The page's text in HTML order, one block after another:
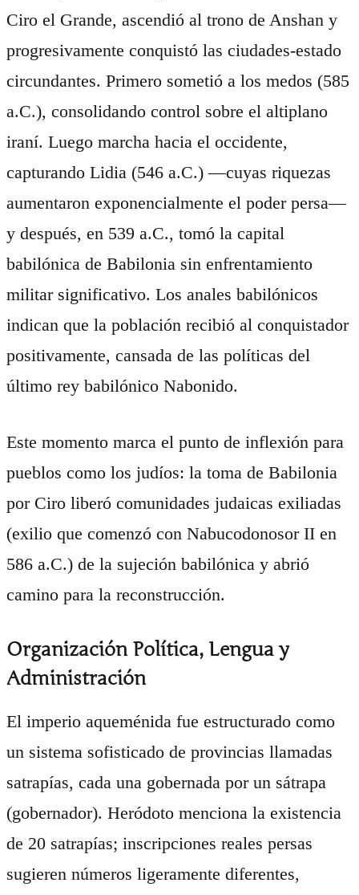
Ciro el Grande, ascendió al trono de Anshan y
progresivamente conquistó las ciudades-estado
circundantes. Primero sometió a los medos (585
a.C.), consolidando control sobre el altiplano
iraní. Luego marcha hacia el occidente,
capturando Lidia (546 a.C.) —cuyas riquezas
aumentaron exponencialmente el poder persa—
y después, en 539 a.C., tomó la capital
babilónica de Babilonia sin enfrentamiento
militar significativo. Los anales babilónicos
indican que la población recibió al conquistador
positivamente, cansada de las políticas del
último rey babilónico Nabonido.
Este momento marca el punto de inflexión para
pueblos como los judíos: la toma de Babilonia
por Ciro liberó comunidades judaicas exiliadas
(exilio que comenzó con Nabucodonosor II en
586 a.C.) de la sujeción babilónica y abrió
camino para la reconstrucción.
Organización Política, Lengua y
Administración
El imperio aqueménida fue estructurado como
un sistema sofisticado de provincias llamadas
satrapías, cada una gobernada por un sátrapa
(gobernador). Heródoto menciona la existencia
de 20 satrapías; inscripciones reales persas
sugieren números ligeramente diferentes,